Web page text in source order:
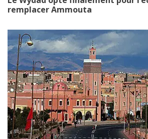
remplacer Ammouta